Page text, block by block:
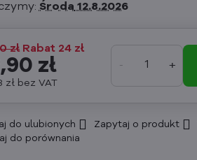
Środa 12.8.2026
zł Rabat 24 zł
zł
zł bez VAT
do ulubionych Zapytaj o produkt